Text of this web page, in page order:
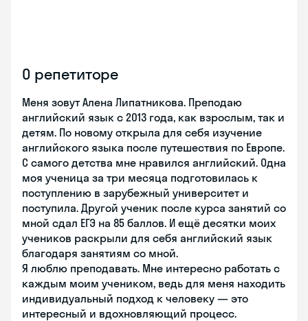
О репетиторе
Меня зовут Алена Липатникова. Преподаю
английский язык с 2013 года, как взрослым, так и
детям. По новому открыла для себя изучение
английского языка после путешествия по Европе.
С самого детства мне нравился английский. Одна
моя ученица за три месяца подготовилась к
поступлению в зарубежный университет и
поступила. Другой ученик после курса занятий со
мной сдал ЕГЭ на 85 баллов. И ещё десятки моих
учеников раскрыли для себя английский язык
благодаря занятиям со мной.
Я люблю преподавать. Мне интересно работать с
каждым моим учеником, ведь для меня находить
индивидуальный подход к человеку — это
интересный и вдохновляющий процесс.